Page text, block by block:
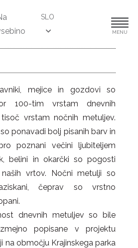
SLO
MENU
mejice in gozdovi so
100-tim vrstam dnevnih
vrstam nočnih metuljev.
ponavadi bolj pisanih barv in
poznani večini ljubiteljem
belini in okarčki so pogosti
vrtov. Nočni metulji so
čeprav so vrstno
dnevnih metuljev so bile
popisane v projektu
na območju Krajinskega parka